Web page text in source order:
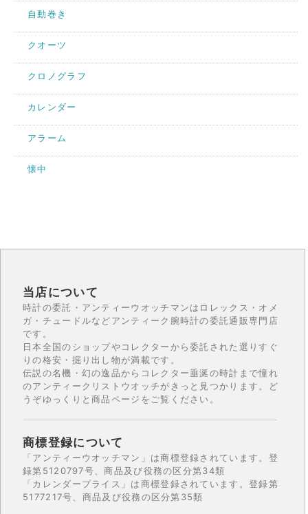
自動巻き
クオーツ
クロノグラフ
カレンダー
アラーム
懐中
当店について
時計の委託・アンティーウオッチマンはロレックス・オメ
ガ・チュードルなどアンティーク腕時計の委託通販専門店
です。
日本全国のショップやコレクターから委託された選りすぐ
りの格安・掘り出し物が満載です。
伝説の名機・幻の逸品からコレクター垂涎の時計まで憧れ
のアンティークリストウオッチがきっと見つかります。ど
うぞゆっくりと商品ページをご覧ください。
商標登録について
「アンティーウオッチマン」は商標登録されています。登
録第5120797号、商品及び役務の区分第34類
「カレンダープライス」は商標登録されています。登録第
5177217号、商品及び役務の区分第35類